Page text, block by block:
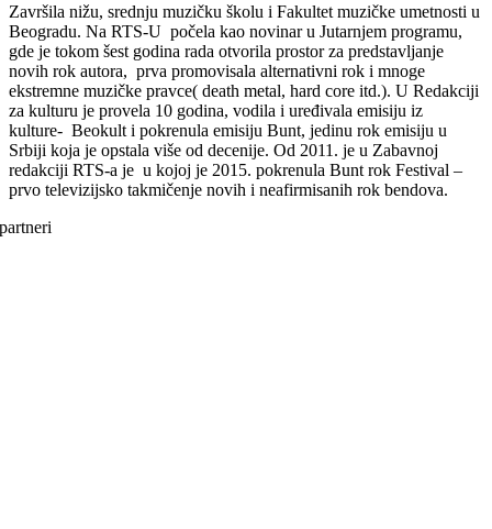
Završila nižu, srednju muzičku školu i Fakultet muzičke umetnosti u
Beogradu. Na RTS-U počela kao novinar u Jutarnjem programu,
gde je tokom šest godina rada otvorila prostor za predstavljanje
novih rok autora, prva promovisala alternativni rok i mnoge
ekstremne muzičke pravce( death metal, hard core itd.). U Redakciji
za kulturu je provela 10 godina, vodila i uređivala emisiju iz
kulture- Beokult i pokrenula emisiju Bunt, jedinu rok emisiju u
Srbiji koja je opstala više od decenije. Od 2011. je u Zabavnoj
redakciji RTS-a je u kojoj je 2015. pokrenula Bunt rok Festival –
prvo televizijsko takmičenje novih i neafirmisanih rok bendova.
partneri